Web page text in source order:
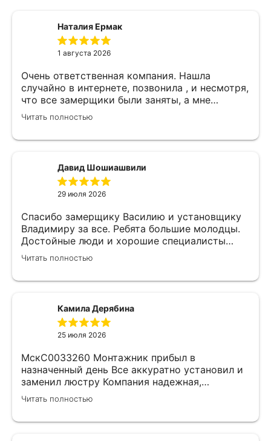
Наталия Ермак
1 августа 2026
Очень ответственная компания. Нашла
случайно в интернете, позвонила , и несмотря,
что все замерщики были заняты, а мне
улетать, очень оперативно помогли. Был
замерщик Денис, потрясающий парень, все
Читать полностью
Давид Шошиашвили
29 июля 2026
Спасибо замерщику Василию и установщику
Владимиру за все. Ребята большие молодцы.
Достойные люди и хорошие специалисты
своего дела. Молодцы просто, нет слов.
Читать полностью
Камила Дерябина
25 июля 2026
МскС0033260 Монтажник прибыл в
назначенный день Все аккуратно установил и
заменил люстру Компания надежная,
изначально был заключен договор с
замерщиком Делают приятные скидки Не
Читать полностью